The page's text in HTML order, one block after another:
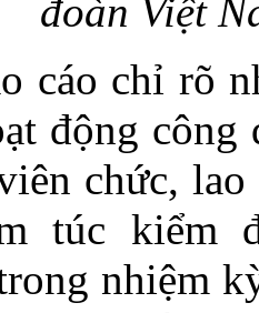
đoàn Việt
rõ
động công
chức,
túc kiểm
nhiệm